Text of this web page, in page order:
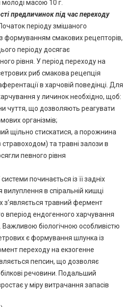
масою 10 г.
предличинок під час переходу
періоду змішаного
формуванням смакових рецепторів,
періоду досягає
рівня. У період переходу на
риб смакова рецепція
в харчовій поведінці. Для
у личинок необхідно, щоб:
чуття, що дозволяють реагувати
організмів;
щільно стискатися, а порожнина
стравоходом) та травні залози в
певного рівня
починається із її задніх
вилуплення в спіральній кишці
з’являється травний фермент
вперіод ендогенного харчування
Важливою біологічною особливістю
є формування шлунка із
переходу на екзогенне
пепсин, що дозволяє
речовини. Подальший
у міру витрачання запасів